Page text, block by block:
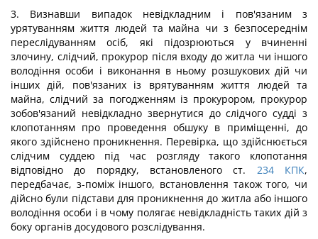
3. Визнавши випадок невідкладним і пов'язаним з
урятуванням життя людей та майна чи з безпосереднім
переслідуванням осіб, які підозрюються у вчиненні
злочину, слідчий, прокурор після входу до житла чи іншого
володіння особи і виконання в ньому розшукових дій чи
інших дій, пов'язаних із врятуванням життя людей та
майна, слідчий за погодженням із прокурором, прокурор
зобов'язаний невідкладно звернутися до слідчого судді з
клопотанням про проведення обшуку в приміщенні, до
якого здійснено проникнення. Перевірка, що здійснюється
слідчим суддею під час розгляду такого клопотання
відповідно до порядку, встановленого ст. 234 КПК,
передбачає, з-поміж іншого, встановлення також того, чи
дійсно були підстави для проникнення до житла або іншого
володіння особи і в чому полягає невідкладність таких дій з
боку органів досудового розслідування.